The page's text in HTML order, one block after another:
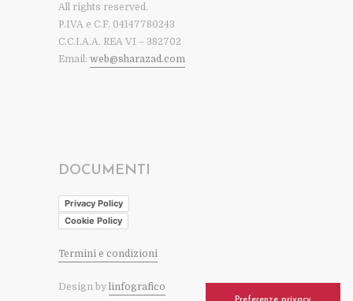
All rights reserved.
P.IVA e C.F. 04147780243
C.C.I.A.A. REA VI – 382702
Email: web@sharazad.com
DOCUMENTI
Privacy Policy
Cookie Policy
Termini e condizioni
Design by linfografico